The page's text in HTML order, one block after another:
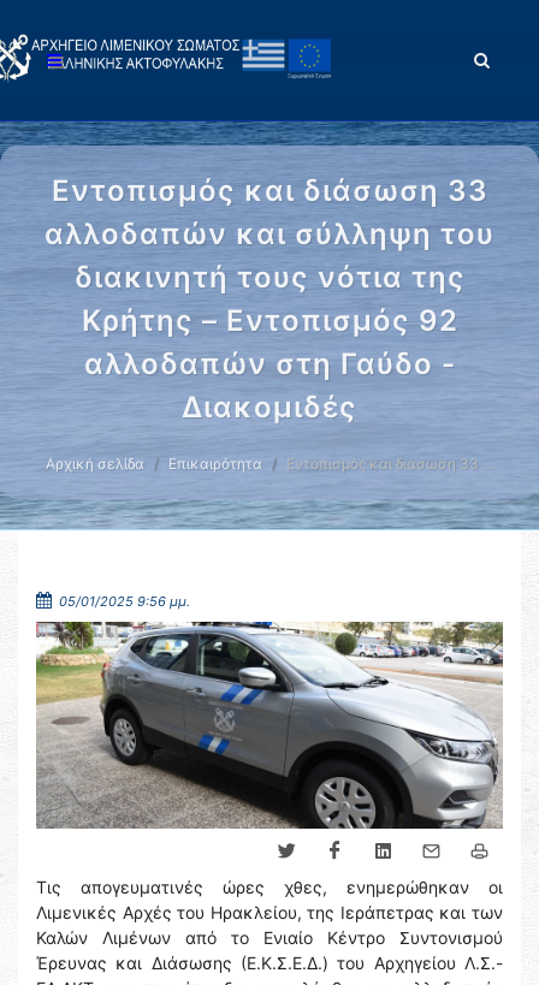
Εντοπισμός και διάσωση 33
αλλοδαπών και σύλληψη του
διακινητή τους νότια της
Κρήτης – Εντοπισμός 92
αλλοδαπών στη Γαύδο -
Διακομιδές
Αρχική σελίδα Επικαιρότητα Εντοπισμός και διάσωση 33 …
05/01/2025 9:56 μμ.
Τις απογευματινές ώρες χθες, ενημερώθηκαν οι
Λιμενικές Αρχές του Ηρακλείου, της Ιεράπετρας και των
Καλών Λιμένων από το Ενιαίο Κέντρο Συντονισμού
Έρευνας και Διάσωσης (Ε.Κ.Σ.Ε.Δ.) του Αρχηγείου Λ.Σ.-